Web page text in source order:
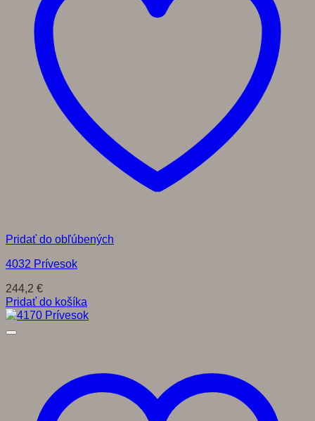
Pridať do obľúbených
4032 Prívesok
244,2 €
Pridať do košíka